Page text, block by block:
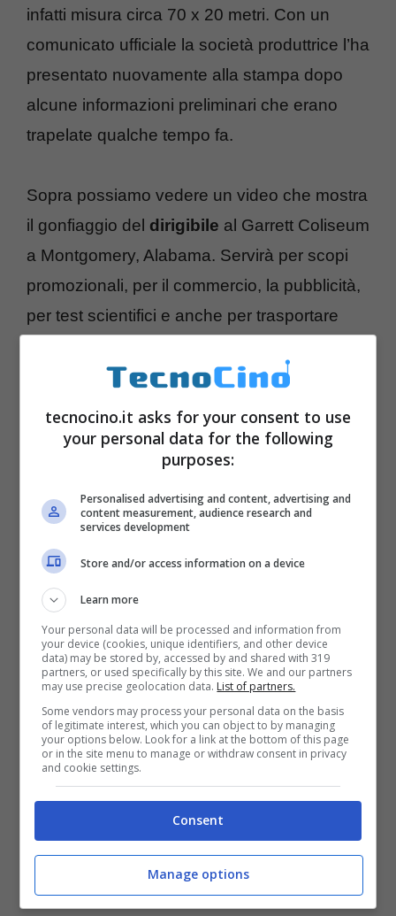
infatti misura circa 70 x 20 metri. Con un
comunicato ufficiale la società produttrice l’ha
presentato nuovamente alla stampa dopo
alcune informazioni preliminari che erano
trapelate qualche tempo fa.
Sopra possiamo vedere un video che mostra
il gonfiaggio del dirigibile al Garrett Coliseum
a Montgomery, Alabama. Servirà per scopi
promozionali, per il commercio, la pubblicità,
per test scientifici e anche per trasportare
tecnocino.it asks for your consent to use
your personal data for the following
purposes:
Personalised advertising and content, advertising and
content measurement, audience research and
services development
Store and/or access information on a device
Learn more
Your personal data will be processed and information from
your device (cookies, unique identifiers, and other device
data) may be stored by, accessed by and shared with 319
partners, or used specifically by this site. We and our partners
may use precise geolocation data. List of partners.
Some vendors may process your personal data on the basis
of legitimate interest, which you can object to by managing
your options below. Look for a link at the bottom of this page
or in the site menu to manage or withdraw consent in privacy
and cookie settings.
Consent
Manage options